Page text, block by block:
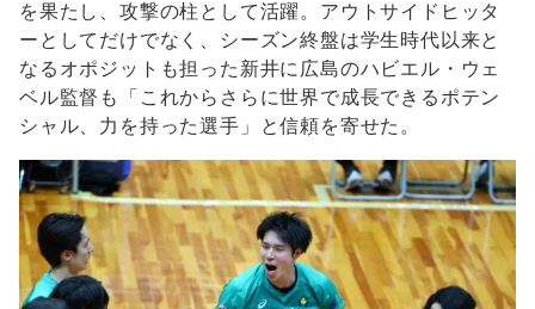
を果たし、攻撃の柱として活躍。アウトサイドヒッタ
ーとしてだけでなく、シーズン終盤は学生時代以来と
なるオポジットも担った新井に広島のハビエル・ウェ
ベル監督も「これからさらに世界で成長できるポテン
シャル、力を持った選手」と信頼を寄せた。